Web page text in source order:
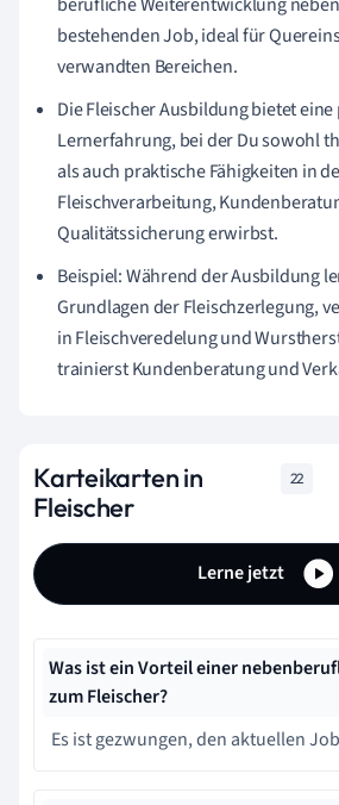
bestehenden Job, ideal für
verwandten Bereichen.
Die Fleischer Ausbildung bietet
Lernerfahrung, bei der Du sowohl
als auch praktische Fähigkeiten in
Fleischverarbeitung,
Qualitätssicherung erwirbst.
Beispiel: Während der Ausbildung
Grundlagen der Fleischzerlegung,
in Fleischveredelung und
trainierst Kundenberatung und
Karteikarten in
Fleischer
22
Lerne jetzt
Was ist ein Vorteil einer
zum Fleischer?
Es ist gezwungen, den aktuellen